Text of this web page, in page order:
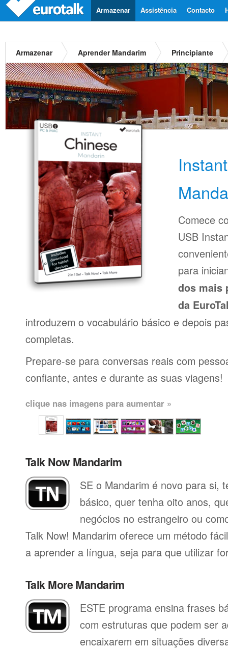
Contacto
Assistência
Armazenar
Armazenar Aprender Mandarim Principiante
Comece
USB
para
dos mais
da
introduzem o vocabulário básico e depois
completas.
Prepare-se para conversas reais com
confiante, antes e durante as suas viagens!
clique nas imagens para aumentar »
Talk Now Mandarim
SE o Mandarim é novo para si,
básico, quer tenha oito anos,
negócios no estrangeiro ou
Talk Now! Mandarim oferece um método
a aprender a língua, seja para que utilizar
Talk More Mandarim
ESTE programa ensina frases
com estruturas que podem ser
encaixarem em situações